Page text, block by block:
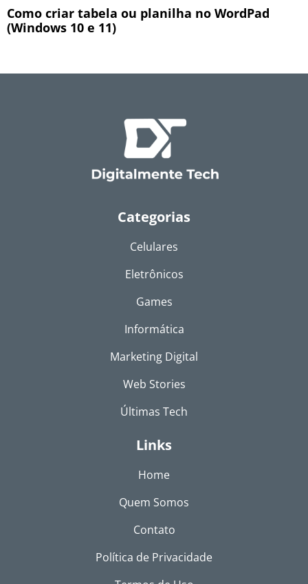
Como criar tabela ou planilha no WordPad
(Windows 10 e 11)
Categorias
Celulares
Eletrônicos
Games
Informática
Marketing Digital
Web Stories
Últimas Tech
Links
Home
Quem Somos
Contato
Política de Privacidade